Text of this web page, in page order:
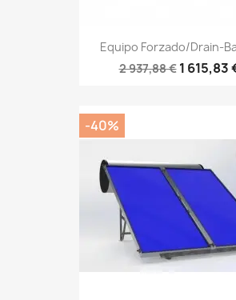
Equipo Forzado/Drain-
2 937,88 € 1 615,83
-40%